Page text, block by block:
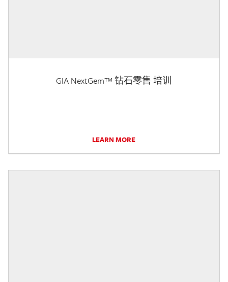
GIA NextGem™ 钻石零售 培训
LEARN MORE